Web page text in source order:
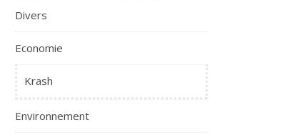
Divers
Economie
Krash
Environnement